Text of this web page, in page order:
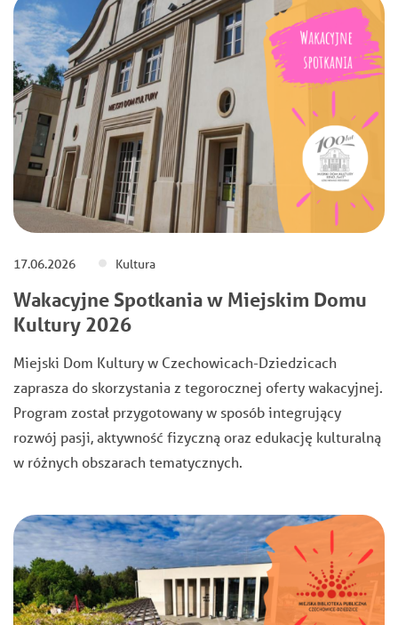
17.06.2026 Kultura
Wakacyjne Spotkania w Miejskim Domu
Kultury 2026
Miejski Dom Kultury w Czechowicach-Dziedzicach
zaprasza do skorzystania z tegorocznej oferty wakacyjnej.
Program został przygotowany w sposób integrujący
rozwój pasji, aktywność fizyczną oraz edukację kulturalną
w różnych obszarach tematycznych.